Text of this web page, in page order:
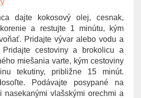
dajte kokosový olej, cesnak,
a restujte 1 minútu, kým
Pridajte vývar alebo vodu a
Pridajte cestoviny a brokolicu a
miešania varte, kým cestoviny
tekutiny, približne 15 minút.
Podávajte posypané na
nasekanými vlašskými orechmi a